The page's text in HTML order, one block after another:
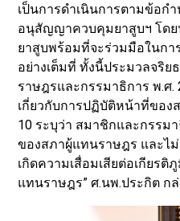
เป็นการดำเนินการตามข้อก
อนุสัญญาควบคุมยาสูบฯ โด
ยาสูบพร้อมที่จะร่วมมือในกา
อย่างเต็มที่ ทั้งนี้ประมวลจริ
ราษฎรและกรรมาธิการ พ.ศ
เกี่ยวกับการปฏิบัติหน้าที่ของ
10 ระบุว่า สมาชิกและกรรม
ของสภาผู้แทนราษฎร และไ
เกิดความเสื่อมเสียต่อเกียร
แทนราษฎร” ศ.นพ.ประกิต ก